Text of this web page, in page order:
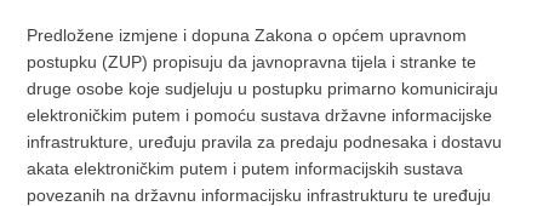
Predložene izmjene i dopuna Zakona o općem upravnom
postupku (ZUP) propisuju da javnopravna tijela i stranke te
druge osobe koje sudjeluju u postupku primarno komuniciraju
elektroničkim putem i pomoću sustava državne informacijske
infrastrukture, uređuju pravila za predaju podnesaka i dostavu
akata elektroničkim putem i putem informacijskih sustava
povezanih na državnu informacijsku infrastrukturu te uređuju